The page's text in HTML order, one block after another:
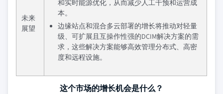
未来
展望
和实时能源优化，从而减少人工干预和运营成
本。
边缘站点和混合多云部署的增长将推动对轻量
级、可扩展且互操作性强的DCIM解决方案的需
求，这些解决方案能够高效管理分布式、高密
度和远程设施。
这个市场的增长机会是什么？